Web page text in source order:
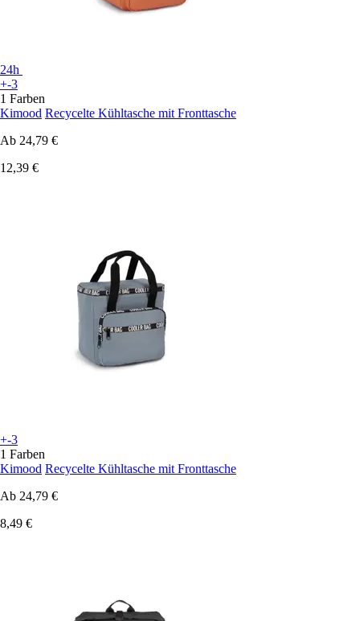
24h
+-3
1 Farben
Kimood Recycelte Kühltasche mit Fronttasche
Ab 24,79 €
12,39 €
+-3
1 Farben
Kimood Recycelte Kühltasche mit Fronttasche
Ab 24,79 €
8,49 €